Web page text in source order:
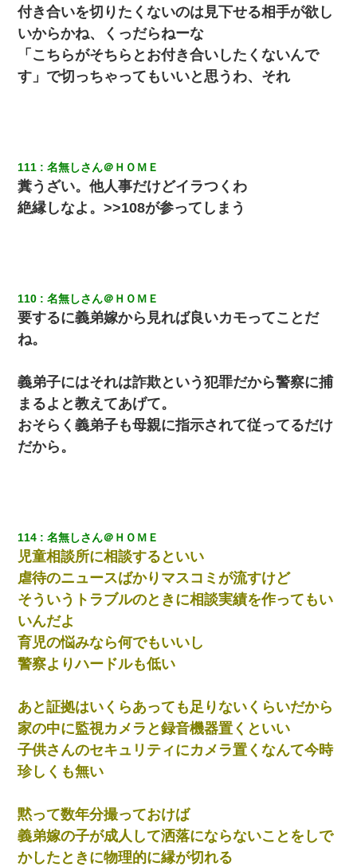
テレワーク上司「会議中はカメラ付けろ！」女社員「え、事前連
絡無しは無理」上司「いいから付けろ！」→
い」→
13歳娘が元嫁のところから逃げてきた。どう扱ったらいいのかわ
同じマンションに住んでる女性が鍵をわかりやすいところに隠し
ている事に気づいた俺「忍びこんでみよう！」→ 結果
ことは謝ります。ごめんなさい…』私「お子さんはフリン略奪婚
って知ってるの？」相手『 』結果→
彼氏の家に泊まる事になり、ゲームで盛り上がってさぁ寝よう！
と電気を消すとミシッって音が…彼「ちょっと待ってて」→勢い
よくドアを開けるとなんと…
転職先が決まったので退職の意思を伝えたら。上司「無責任」
「簡単には辞めさせない」私（どうせ辞めるし…）→ 思いっきり
反論をしてみた
妻「ずっと好きだった人と一緒になりたいから、わかれてくださ
い」→離婚後、娘と実家で生活してると…
日航機墜落事故の「ここからは日本語で大丈夫ですよ〜」の絶望
クラスで一人無口で誰とも話さない男子がいた。→修学旅行に来
なかったその男子に女子達がお土産を渡した。5分後…
朝起きたら嫁がいなかった。俺（嫁も嫁実家も電話に出ない…不
【クズ】昔、兄がお見合いして「ブスすぎｗｗｗ」と断った女性
が、兄の同級生と結婚。それを知った兄は荒れ狂い、｢嫁さん、俺
のお古ですが気分はどう？」とメールを送った→
付き合いを切りたくないのは見下せる相手が欲し
いからかね、くっだらねーな
「こちらがそちらとお付き合いしたくないんで
す」で切っちゃってもいいと思うわ、それ
111 名無しさん＠ＨＯＭＥ
糞うざい。他人事だけどイラつくわ
絶縁しなよ。>>108が参ってしまう
110 名無しさん＠ＨＯＭＥ
要するに義弟嫁から見れば良いカモってことだ
ね。
義弟子にはそれは詐欺という犯罪だから警察に捕
まるよと教えてあげて。
おそらく義弟子も母親に指示されて従ってるだけ
だから。
114 名無しさん＠ＨＯＭＥ
児童相談所に相談するといい
虐待のニュースばかりマスコミが流すけど
そういうトラブルのときに相談実績を作ってもい
いんだよ
育児の悩みなら何でもいいし
警察よりハードルも低い
あと証拠はいくらあっても足りないくらいだから
家の中に監視カメラと録音機器置くといい
子供さんのセキュリティにカメラ置くなんて今時
珍しくも無い
黙って数年分撮っておけば
義弟嫁の子が成人して洒落にならないことをしで
かしたときに物理的に縁が切れる